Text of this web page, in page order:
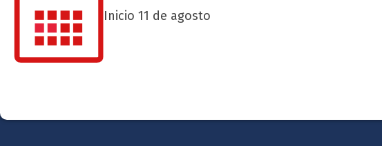
Inicio 11 de agosto